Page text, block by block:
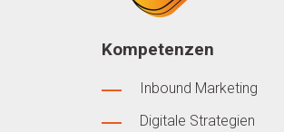
Kompetenzen
Inbound Marketing
Digitale Strategien